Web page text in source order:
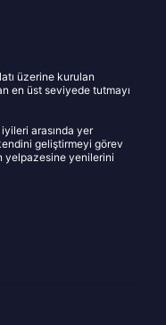
üzerine kurulan
en üst seviyede tutmayı
arasında yer
geliştirmeyi görev
yelpazesine yenilerini